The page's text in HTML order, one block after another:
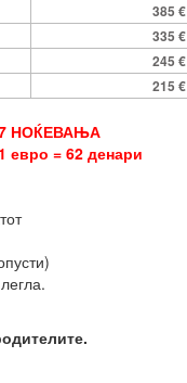
385 €
335 €
245 €
215 €
НОЌЕВАЊА
евро = 62 денари